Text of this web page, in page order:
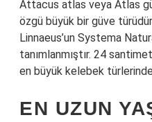
Attacus atlas veya Atlas
özgü büyük bir güve
Linnaeus’un Systema
tanımlanmıştır. 24
en büyük kelebek
EN UZUN